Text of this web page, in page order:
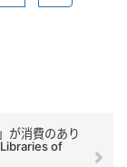
が消費のあり
of